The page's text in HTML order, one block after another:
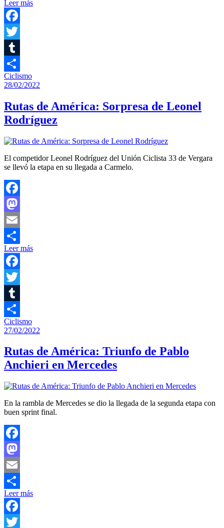
Compartir
Leer más
Facebook
Twitter
Tumblr
Compartir
Ciclismo
28/02/2022
Rutas de América: Sorpresa de Leonel
Rodríguez
El competidor Leonel Rodríguez del Unión Ciclista 33 de Vergara
se llevó la etapa en su llegada a Carmelo.
Facebook
Mastodon
Email
Compartir
Leer más
Facebook
Twitter
Tumblr
Compartir
Ciclismo
27/02/2022
Rutas de América: Triunfo de Pablo
Anchieri en Mercedes
En la rambla de Mercedes se dio la llegada de la segunda etapa con
buen sprint final.
Facebook
Mastodon
Email
Compartir
Leer más
Facebook